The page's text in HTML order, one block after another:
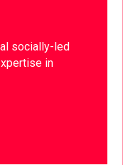
socially-led
in